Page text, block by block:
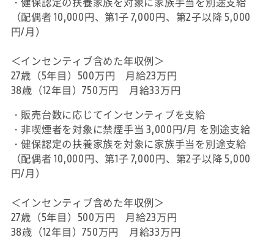
（配偶者 10,000円、第1子 7,000円、第2子以降 5,000
円/月）
＜インセンティブ含めた年収例＞
27歳（5年目）500万円 月給23万円
38歳（12年目）750万円 月給33万円
・販売台数に応じてインセンティブを支給
・非喫煙者を対象に禁煙手当 3,000円/月 を別途支給
・健保認定の扶養家族を対象に家族手当を別途支給
（配偶者 10,000円、第1子 7,000円、第2子以降 5,000
円/月）
＜インセンティブ含めた年収例＞
27歳（5年目）500万円 月給23万円
38歳（12年目）750万円 月給33万円